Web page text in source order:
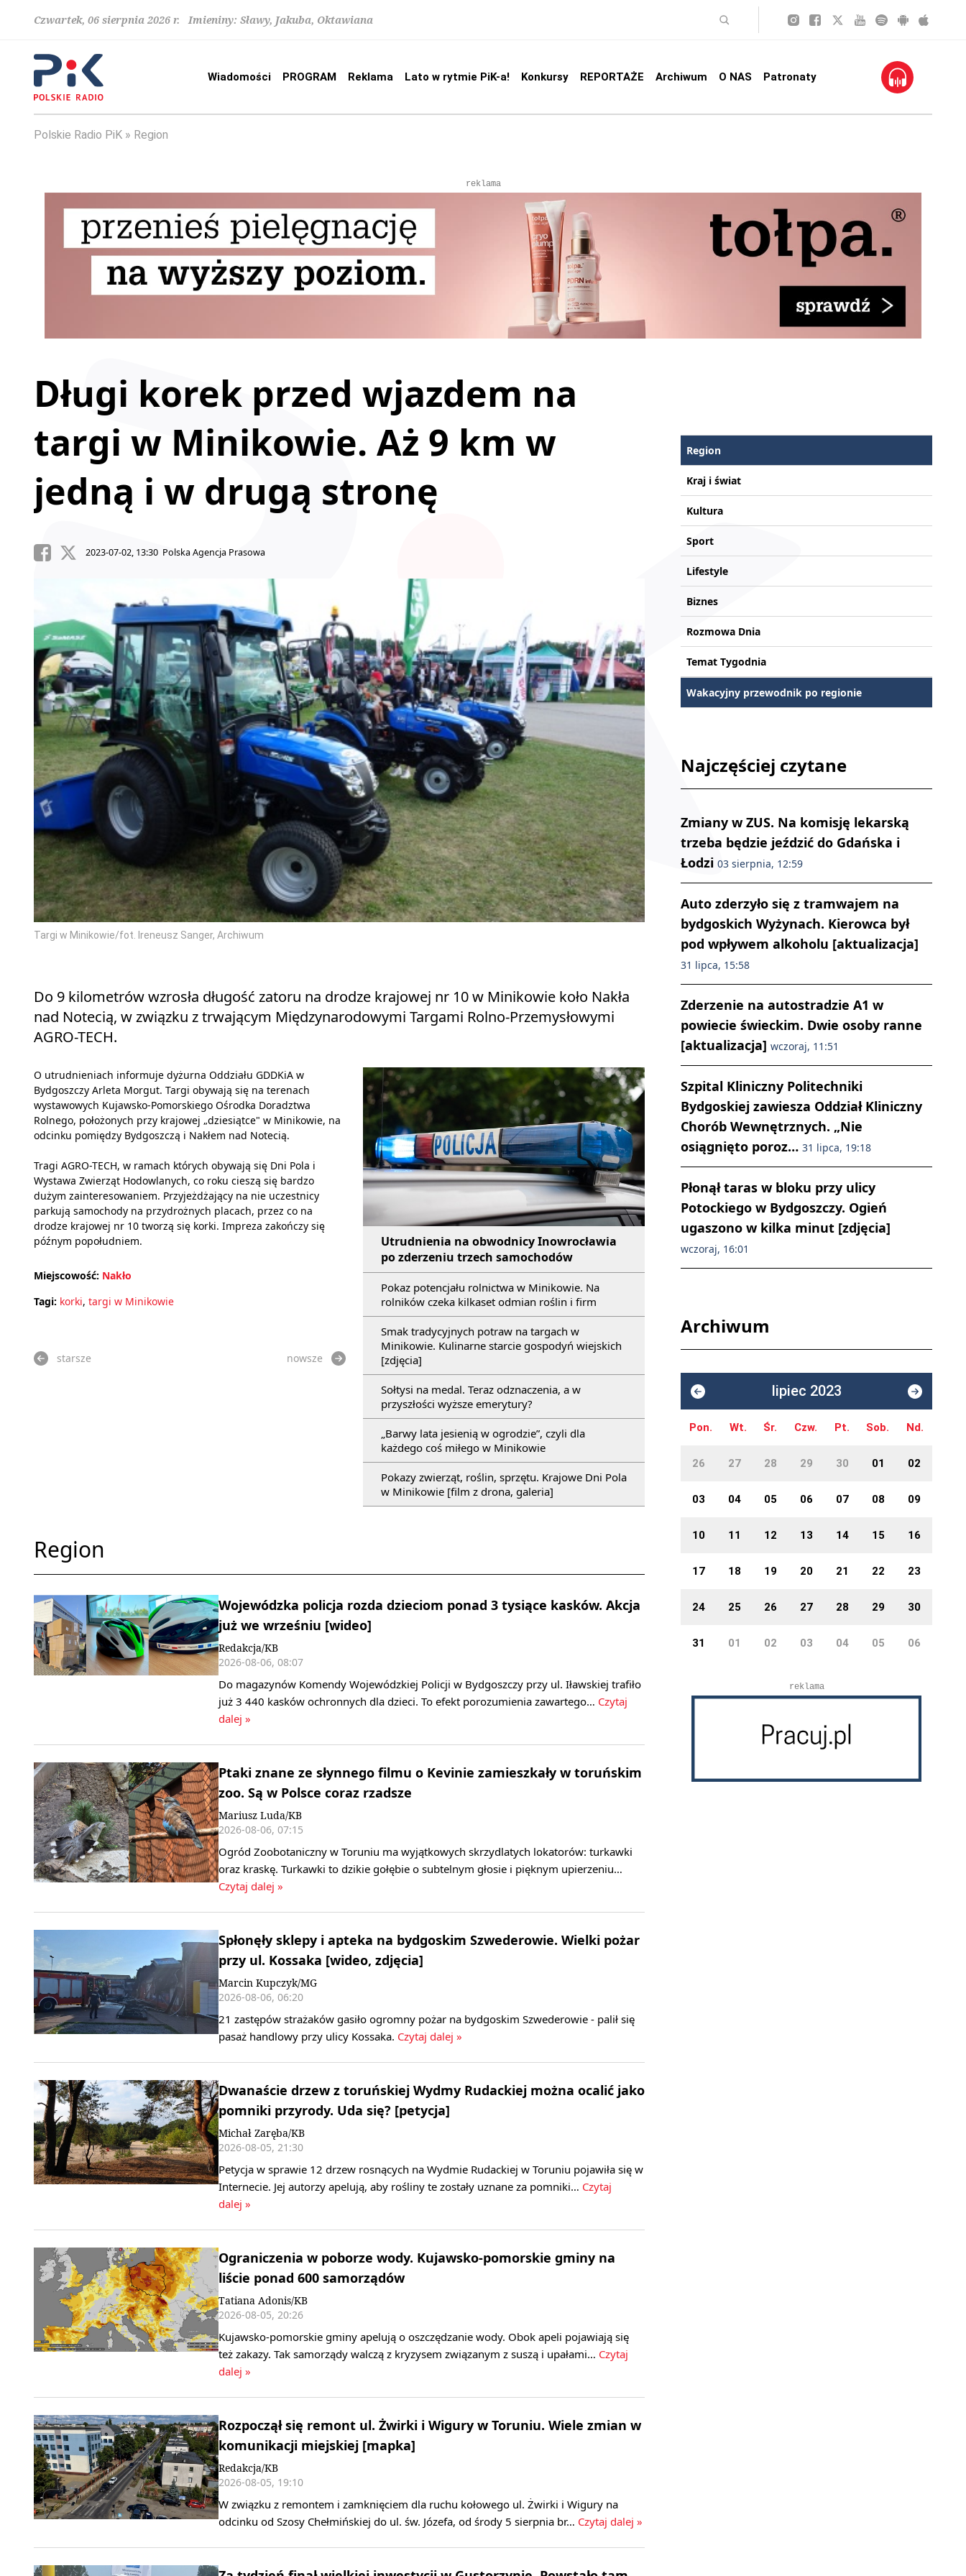
Czwartek, 06 sierpnia 2026 r. Imieniny: Sławy, Jakuba, Oktawiana
Wiadomości PROGRAM Reklama Lato w rytmie PiK-a! Konkursy REPORTAŻE Archiwum O NAS Patronaty
Polskie Radio PiK Region
reklama
Długi korek przed wjazdem na
targi w Minikowie. Aż 9 km w
jedną i w drugą stronę
2023-07-02, 13:30 Polska Agencja Prasowa
Targi w Minikowie/fot. Ireneusz Sanger, Archiwum
Do 9 kilometrów wzrosła długość zatoru na drodze krajowej nr 10 w Minikowie koło Nakła
nad Notecią, w związku z trwającym Międzynarodowymi Targami Rolno-Przemysłowymi
AGRO-TECH.
Utrudnienia na obwodnicy Inowrocławia
po zderzeniu trzech samochodów
Pokaz potencjału rolnictwa w Minikowie. Na
rolników czeka kilkaset odmian roślin i firm
Smak tradycyjnych potraw na targach w
Minikowie. Kulinarne starcie gospodyń wiejskich
[zdjęcia]
Sołtysi na medal. Teraz odznaczenia, a w
przyszłości wyższe emerytury?
„Barwy lata jesienią w ogrodzie”, czyli dla
każdego coś miłego w Minikowie
Pokazy zwierząt, roślin, sprzętu. Krajowe Dni Pola
w Minikowie [film z drona, galeria]
O utrudnieniach informuje dyżurna Oddziału GDDKiA w
Bydgoszczy Arleta Morgut. Targi obywają się na terenach
wystawowych Kujawsko-Pomorskiego Ośrodka Doradztwa
Rolnego, położonych przy krajowej „dziesiątce" w Minikowie, na
odcinku pomiędzy Bydgoszczą i Nakłem nad Notecią.
Tragi AGRO-TECH, w ramach których obywają się Dni Pola i
Wystawa Zwierząt Hodowlanych, co roku cieszą się bardzo
dużym zainteresowaniem. Przyjeżdżający na nie uczestnicy
parkują samochody na przydrożnych placach, przez co na
drodze krajowej nr 10 tworzą się korki. Impreza zakończy się
późnym popołudniem.
Miejscowość: Nakło
Tagi: korki, targi w Minikowie
starsze nowsze
Region
Wojewódzka policja rozda dzieciom ponad 3 tysiące kasków. Akcja
już we wrześniu [wideo]
Redakcja/KB
2026-08-06, 08:07
Do magazynów Komendy Wojewódzkiej Policji w Bydgoszczy przy ul. Iławskiej trafiło
już 3 440 kasków ochronnych dla dzieci. To efekt porozumienia zawartego… Czytaj
dalej »
Ptaki znane ze słynnego filmu o Kevinie zamieszkały w toruńskim
zoo. Są w Polsce coraz rzadsze
Mariusz Luda/KB
2026-08-06, 07:15
Ogród Zoobotaniczny w Toruniu ma wyjątkowych skrzydlatych lokatorów: turkawki
oraz kraskę. Turkawki to dzikie gołębie o subtelnym głosie i pięknym upierzeniu…
Czytaj dalej »
Spłonęły sklepy i apteka na bydgoskim Szwederowie. Wielki pożar
przy ul. Kossaka [wideo, zdjęcia]
Marcin Kupczyk/MG
2026-08-06, 06:20
21 zastępów strażaków gasiło ogromny pożar na bydgoskim Szwederowie - palił się
pasaż handlowy przy ulicy Kossaka. Czytaj dalej »
Dwanaście drzew z toruńskiej Wydmy Rudackiej można ocalić jako
pomniki przyrody. Uda się? [petycja]
Michał Zaręba/KB
2026-08-05, 21:30
Petycja w sprawie 12 drzew rosnących na Wydmie Rudackiej w Toruniu pojawiła się w
Internecie. Jej autorzy apelują, aby rośliny te zostały uznane za pomniki… Czytaj
dalej »
Ograniczenia w poborze wody. Kujawsko-pomorskie gminy na
liście ponad 600 samorządów
Tatiana Adonis/KB
2026-08-05, 20:26
Kujawsko-pomorskie gminy apelują o oszczędzanie wody. Obok apeli pojawiają się
też zakazy. Tak samorządy walczą z kryzysem związanym z suszą i upałami… Czytaj
dalej »
Rozpoczął się remont ul. Żwirki i Wigury w Toruniu. Wiele zmian w
komunikacji miejskiej [mapka]
Redakcja/KB
2026-08-05, 19:10
W związku z remontem i zamknięciem dla ruchu kołowego ul. Żwirki i Wigury na
odcinku od Szosy Chełmińskiej do ul. św. Józefa, od środy 5 sierpnia br… Czytaj dalej »
Region
Kraj i świat
Kultura
Sport
Lifestyle
Biznes
Rozmowa Dnia
Temat Tygodnia
Wakacyjny przewodnik po regionie
Najczęściej czytane
Zmiany w ZUS. Na komisję lekarską
trzeba będzie jeździć do Gdańska i
Łodzi 03 sierpnia, 12:59
Auto zderzyło się z tramwajem na
bydgoskich Wyżynach. Kierowca był
pod wpływem alkoholu [aktualizacja]
31 lipca, 15:58
Zderzenie na autostradzie A1 w
powiecie świeckim. Dwie osoby ranne
[aktualizacja] wczoraj, 11:51
Szpital Kliniczny Politechniki
Bydgoskiej zawiesza Oddział Kliniczny
Chorób Wewnętrznych. „Nie
osiągnięto poroz… 31 lipca, 19:18
Płonął taras w bloku przy ulicy
Potockiego w Bydgoszczy. Ogień
ugaszono w kilka minut [zdjęcia]
wczoraj, 16:01
Archiwum
lipiec 2023
Pon. Wt. Śr. Czw. Pt. Sob. Nd.
26 27 28 29 30 01 02
03 04 05 06 07 08 09
10 11 12 13 14 15 16
17 18 19 20 21 22 23
24 25 26 27 28 29 30
31 01 02 03 04 05 06
reklama